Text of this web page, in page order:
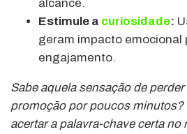
alcance.
Estimule a curiosidade:
geram impacto emocional
engajamento.
Sabe aquela sensação de
promoção por poucos minutos?
acertar a palavra-chave certa